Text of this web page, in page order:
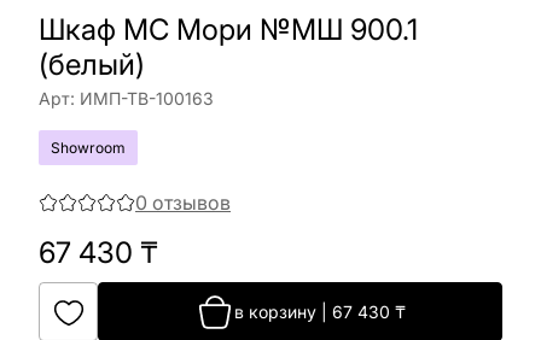
Шкаф МС Мори №МШ 900.1
(белый)
Арт: ИМП-ТВ-100163
Showroom
0 отзывов
67 430 ₸
в корзину| 67 430 ₸